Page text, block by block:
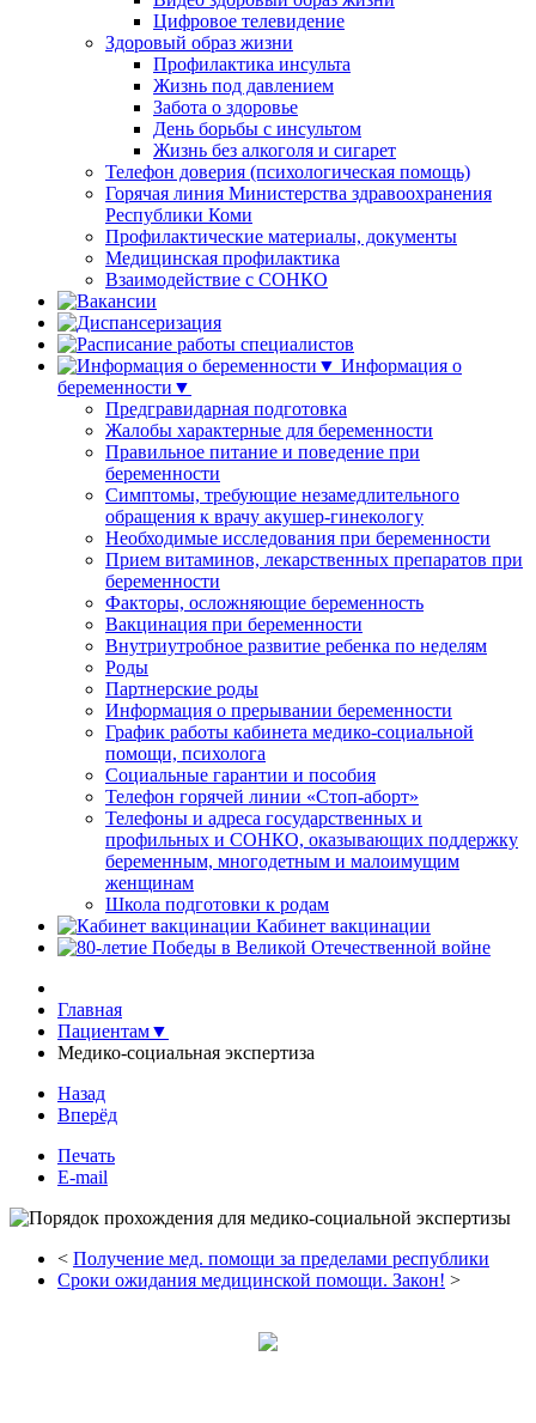
Цифровое телевидение
Здоровый образ жизни
Профилактика инсульта
Жизнь под давлением
Забота о здоровье
День борьбы с инсультом
Жизнь без алкоголя и сигарет
Телефон доверия (психологическая помощь)
Горячая линия Министерства здравоохранения
Республики Коми
Профилактические материалы, документы
Медицинская профилактика
Взаимодействие с СОНКО
Информация о
беременности▼
Предгравидарная подготовка
Жалобы характерные для беременности
Правильное питание и поведение при
беременности
Симптомы, требующие незамедлительного
обращения к врачу акушер-гинекологу
Необходимые исследования при беременности
Прием витаминов, лекарственных препаратов при
беременности
Факторы, осложняющие беременность
Вакцинация при беременности
Внутриутробное развитие ребенка по неделям
Роды
Партнерские роды
Информация о прерывании беременности
График работы кабинета медико-социальной
помощи, психолога
Социальные гарантии и пособия
Телефон горячей линии «Стоп-аборт»
Телефоны и адреса государственных и
профильных и СОНКО, оказывающих поддержку
беременным, многодетным и малоимущим
женщинам
Школа подготовки к родам
Кабинет вакцинации
Главная
Пациентам▼
Медико-социальная экспертиза
Назад
Вперёд
Печать
E-mail
< Получение мед. помощи за пределами республики
Сроки ожидания медицинской помощи. Закон! >